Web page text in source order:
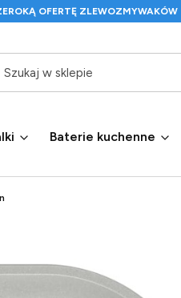
OFERTĘ ZLEWOZMYWAKÓW
Baterie kuchenne